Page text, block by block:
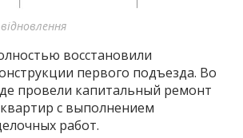
восстановили
первого подъезда. Во
провели капитальный ремонт
с выполнением
работ.